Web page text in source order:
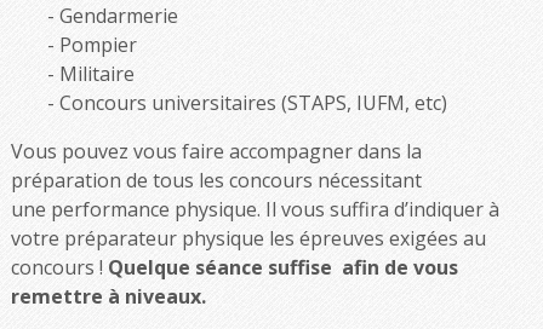
Gendarmerie
Pompier
Militaire
Concours universitaires (STAPS, IUFM, etc)
​Vous pouvez vous faire accompagner dans la
préparation de tous les concours nécessitant
une performance physique. Il vous suffira d’indiquer à
votre préparateur physique les épreuves exigées au
concours !Quelque séance suffise afin de vous
remettre à niveaux.